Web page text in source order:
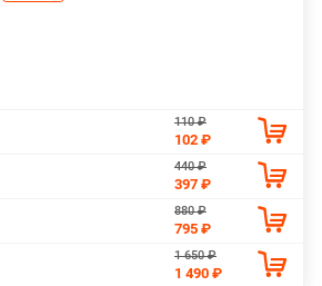
110 ₽
102 ₽
440 ₽
397 ₽
880 ₽
795 ₽
1 650 ₽
1 490 ₽